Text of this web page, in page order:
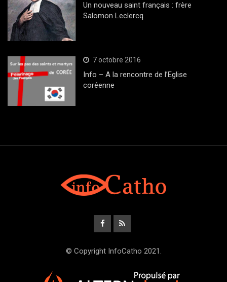
Un nouveau saint français : frère
Salomon Leclercq
7 octobre 2016
Info – A la rencontre de l’Eglise
coréenne
© Copyright InfoCatho 2021.